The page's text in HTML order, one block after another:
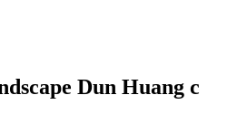
Dun Huang c